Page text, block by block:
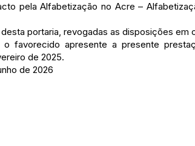
pela Alfabetização no Acre –
portaria, revogadas as disposições em
favorecido apresente a presente
de 2025.
de 2026